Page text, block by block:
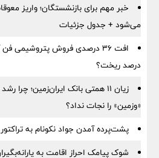
می‌شود + جدول جزئیات
درصد ریخت؟
«وزمین» را نجات نداد؟
پشت‌پرده آمدن جواد نکونام به
شوک پیامک احراز اقامت به